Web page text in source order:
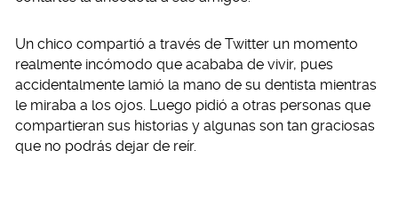
Un chico compartió a través de Twitter un momento
realmente incómodo que acababa de vivir, pues
accidentalmente lamió la mano de su dentista mientras
le miraba a los ojos. Luego pidió a otras personas que
compartieran sus historias y algunas son tan graciosas
que no podrás dejar de reír.